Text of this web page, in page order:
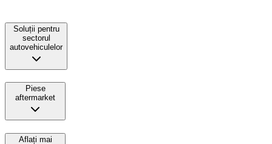
Soluții pentru
sectorul
autovehiculelor
Piese
aftermarket
Aflați mai